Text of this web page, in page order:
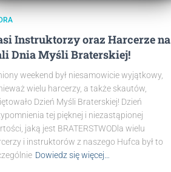
Instruktorzy oraz Harcerze na
Dnia Myśli Braterskiej!
weekend był niesamowicie wyjątkowy,
wielu harcerzy, a także skautów,
Dzień Myśli Braterskiej! Dzień
tej pięknej i niezastąpionej
jaką jest BRATERSTWODla wielu
i instruktorów z naszego Hufca był to
Dowiedz się więcej…